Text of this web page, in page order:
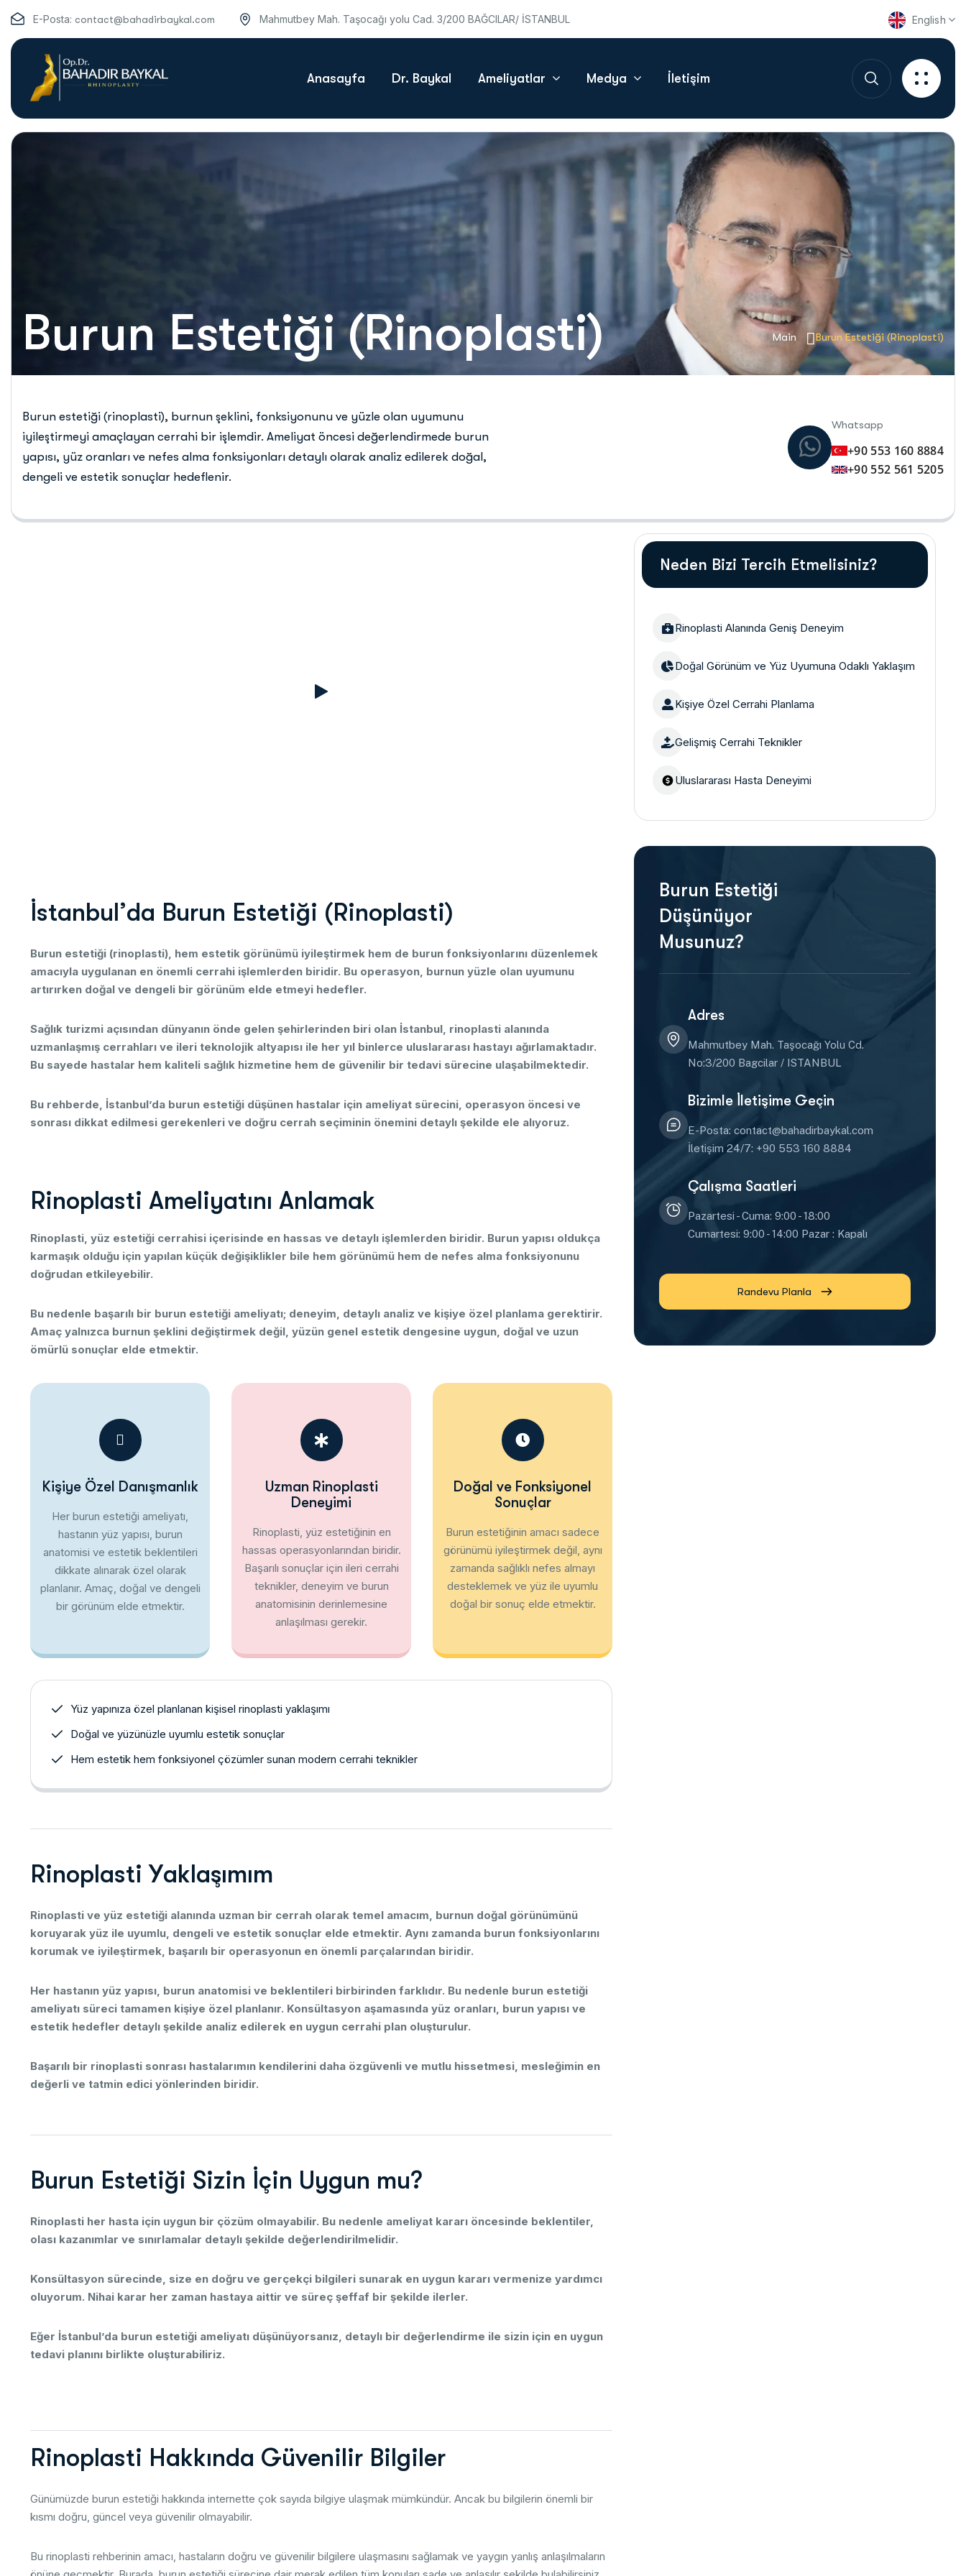
E-Posta: contact@bahadirbaykal.com Mahmutbey Mah. Taşocağı yolu Cad. 3/200 BAĞCILAR/ İSTANBUL English
Anasayfa Dr. Baykal Ameliyatlar Medya İletişim
Burun Estetiği (Rinoplasti) Main Burun Estetiği (Rinoplasti)
Burun estetiği (rinoplasti), burnun şeklini, fonksiyonunu ve yüzle olan uyumunu
iyileştirmeyi amaçlayan cerrahi bir işlemdir. Ameliyat öncesi değerlendirmede burun
yapısı, yüz oranları ve nefes alma fonksiyonları detaylı olarak analiz edilerek doğal,
dengeli ve estetik sonuçlar hedeflenir.
Whatsapp
+90 553 160 8884
+90 552 561 5205
İstanbul’da Burun Estetiği (Rinoplasti)
Burun estetiği (rinoplasti), hem estetik görünümü iyileştirmek hem de burun fonksiyonlarını düzenlemek
amacıyla uygulanan en önemli cerrahi işlemlerden biridir. Bu operasyon, burnun yüzle olan uyumunu
artırırken doğal ve dengeli bir görünüm elde etmeyi hedefler.
Sağlık turizmi açısından dünyanın önde gelen şehirlerinden biri olan İstanbul, rinoplasti alanında
uzmanlaşmış cerrahları ve ileri teknolojik altyapısı ile her yıl binlerce uluslararası hastayı ağırlamaktadır.
Bu sayede hastalar hem kaliteli sağlık hizmetine hem de güvenilir bir tedavi sürecine ulaşabilmektedir.
Bu rehberde, İstanbul’da burun estetiği düşünen hastalar için ameliyat sürecini, operasyon öncesi ve
sonrası dikkat edilmesi gerekenleri ve doğru cerrah seçiminin önemini detaylı şekilde ele alıyoruz.
Rinoplasti Ameliyatını Anlamak
Rinoplasti, yüz estetiği cerrahisi içerisinde en hassas ve detaylı işlemlerden biridir. Burun yapısı oldukça
karmaşık olduğu için yapılan küçük değişiklikler bile hem görünümü hem de nefes alma fonksiyonunu
doğrudan etkileyebilir.
Bu nedenle başarılı bir burun estetiği ameliyatı; deneyim, detaylı analiz ve kişiye özel planlama gerektirir.
Amaç yalnızca burnun şeklini değiştirmek değil, yüzün genel estetik dengesine uygun, doğal ve uzun
ömürlü sonuçlar elde etmektir.
Kişiye Özel Danışmanlık
Herburunestetiğiameliyatı,
hastanın yüz yapısı, burun
anatomisi ve estetik beklentileri
dikkate alınarak özel olarak
planlanır. Amaç, doğal ve dengeli
bir görünüm elde etmektir.
Uzman Rinoplasti
Deneyimi
Rinoplasti, yüz estetiğinin en
hassas operasyonlarından biridir.
Başarılı sonuçlar için ileri cerrahi
teknikler, deneyim ve burun
anatomisininderinlemesine
anlaşılmasıgerekir.
Doğal ve Fonksiyonel
Sonuçlar
Burunestetiğininamacısadece
görünümü iyileştirmek değil, aynı
zamandasağlıklınefesalmayı
desteklemekveyüzileuyumlu
doğal bir sonuç elde etmektir.
Yüz yapınıza özel planlanan kişisel rinoplasti yaklaşımı
Doğal ve yüzünüzle uyumlu estetik sonuçlar
Hem estetik hem fonksiyonel çözümler sunan modern cerrahi teknikler
Rinoplasti Yaklaşımım
Rinoplasti ve yüz estetiği alanında uzman bir cerrah olarak temel amacım, burnun doğal görünümünü
koruyarak yüz ile uyumlu, dengeli ve estetik sonuçlar elde etmektir. Aynı zamanda burun fonksiyonlarını
korumak ve iyileştirmek, başarılı bir operasyonun en önemli parçalarından biridir.
Her hastanın yüz yapısı, burun anatomisi ve beklentileri birbirinden farklıdır. Bu nedenle burun estetiği
ameliyatı süreci tamamen kişiye özel planlanır. Konsültasyon aşamasında yüz oranları, burun yapısı ve
estetik hedefler detaylı şekilde analiz edilerek en uygun cerrahi plan oluşturulur.
Başarılı bir rinoplasti sonrası hastalarımın kendilerini daha özgüvenli ve mutlu hissetmesi, mesleğimin en
değerli ve tatmin edici yönlerinden biridir.
Burun Estetiği Sizin İçin Uygun mu?
Rinoplasti her hasta için uygun bir çözüm olmayabilir. Bu nedenle ameliyat kararı öncesinde beklentiler,
olası kazanımlar ve sınırlamalar detaylı şekilde değerlendirilmelidir.
Konsültasyon sürecinde, size en doğru ve gerçekçi bilgileri sunarak en uygun kararı vermenize yardımcı
oluyorum. Nihai karar her zaman hastaya aittir ve süreç şeffaf bir şekilde ilerler.
Eğer İstanbul’da burun estetiği ameliyatı düşünüyorsanız, detaylı bir değerlendirme ile sizin için en uygun
tedavi planını birlikte oluşturabiliriz.
Rinoplasti Hakkında Güvenilir Bilgiler
Günümüzde burun estetiği hakkında internette çok sayıda bilgiye ulaşmak mümkündür. Ancak bu bilgilerin önemli bir
kısmı doğru, güncel veya güvenilir olmayabilir.
Bu rinoplasti rehberinin amacı, hastaların doğru ve güvenilir bilgilere ulaşmasını sağlamak ve yaygın yanlış anlaşılmaların
Neden Bizi Tercih Etmelisiniz?
Rinoplasti Alanında Geniş Deneyim
Doğal Görünüm ve Yüz Uyumuna Odaklı Yaklaşım
Kişiye Özel Cerrahi Planlama
Gelişmiş Cerrahi Teknikler
Uluslararası Hasta Deneyimi
Burun Estetiği
Düşünüyor
Musunuz?
Adres
Mahmutbey Mah. Taşocağı Yolu Cd.
No:3/200 Bagcilar / ISTANBUL
Bizimle İletişime Geçin
E-Posta: contact@bahadirbaykal.com
İletişim 24/7: +90 553 160 8884
Çalışma Saatleri
Pazartesi - Cuma: 9:00 - 18:00
Cumartesi: 9:00 - 14:00 Pazar : Kapalı
Randevu Planla